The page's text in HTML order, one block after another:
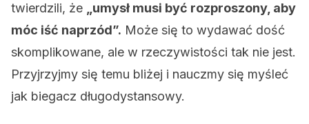
twierdzili, że
„umysł musi być rozproszony, aby
móc iść naprzód”. Może się to wydawać dość
skomplikowane, ale w rzeczywistości tak nie jest.
Przyjrzyjmy się temu bliżej i nauczmy się myśleć
jak biegacz długodystansowy.